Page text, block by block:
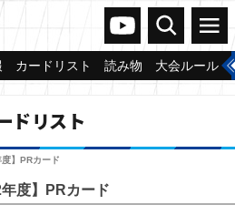
ヴァンガードch
検索 メニュー
カードリスト 読み物 大会ルール
ドリスト
度】PRカード
年度】PRカード